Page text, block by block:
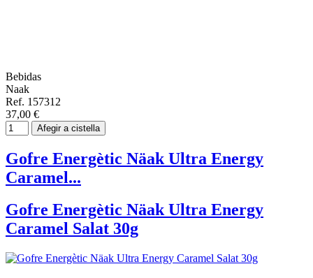
Bebidas
Naak
Ref. 157312
37,00 €
Afegir a cistella
Gofre Energètic Näak Ultra Energy
Caramel...
Gofre Energètic Näak Ultra Energy
Caramel Salat 30g